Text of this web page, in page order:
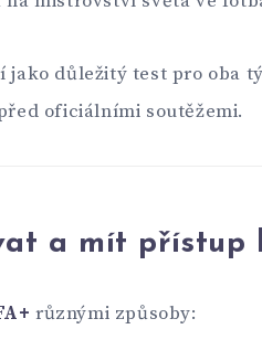
jako důležitý test pro oba
oficiálními soutěžemi.
a mít přístup
různými způsoby: